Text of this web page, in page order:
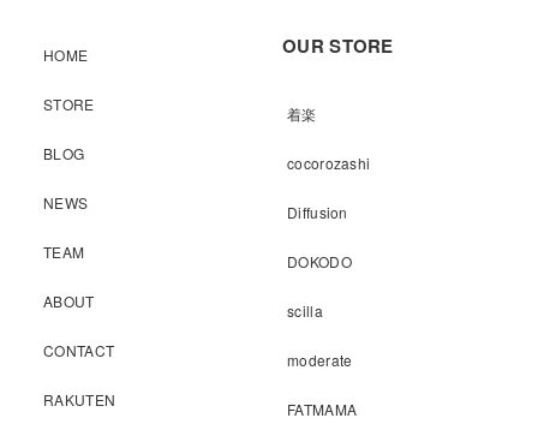
HOME
STORE
BLOG
NEWS
TEAM
ABOUT
CONTACT
RAKUTEN
OUR STORE
着楽
cocorozashi
Diffusion
DOKODO
scilla
moderate
FATMAMA